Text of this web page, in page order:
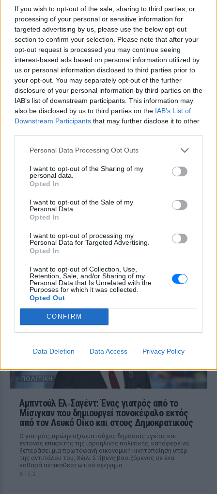
If you wish to opt-out of the sale, sharing to third parties, or
processing of your personal or sensitive information for
targeted advertising by us, please use the below opt-out
section to confirm your selection. Please note that after your
opt-out request is processed you may continue seeing
interest-based ads based on personal information utilized by
us or personal information disclosed to third parties prior to
your opt-out. You may separately opt-out of the further
disclosure of your personal information by third parties on the
IAB’s list of downstream participants. This information may
also be disclosed by us to third parties on the IAB’s List of
Downstream Participants that may further disclose it to other
Personal Data Processing Opt Outs
I want to opt-out of the Sharing of my
personal data.
Opted In
I want to opt-out of the Sale of my
Personal Data.
Opted In
I want to opt-out of processing my
Personal Data for Targeted Advertising.
Opted In
I want to opt-out of Collection, Use,
Retention, Sale, and/or Sharing of my
Personal Data that Is Unrelated with the
Purposes for which it was collected.
Opted Out
CONFIRM
Data Deletion Data Access Privacy Policy
ΔΕΙΤΕ ΕΠΙΣΗΣ
ΣΤΗΝ ΙΔΙΑ ΚΑΤΗΓΟΡΙΑ
Εντοπίστηκε σήραγγα 40
μέτρων στη Λιθουανία για τη
διέλευση παράνομων
μεταναστών από τη
Λευκορωσία
ΠΟΛΙΤΙΚΉ ΧΤΕΣ
Λιθουανοί συνοριοφύλακες δέχθηκαν
επίθεση σε μία περίπτωση από ομάδα
σύλληψή τους, οι αξιωματικοί
παράνομοι μετανάστες διέφυγαν πίσω
Πύραυλος προσέκρουσε στη
Σελήνη: Τι κρύβει η «σιγή
ΠΟΛΙΤΙΚΉ ΧΤΕΣ
μέτρων - η οπτική επιβεβαίωση
αναμένεται από τους δορυφόρους σε
Παναθηναϊκός – ΤΣΣΚΑ 1948:
Ενός λεπτού σιγή στη μνήμη
των πυροσβεστών που έχασαν
ΠΟΛΙΤΙΚΉ ΧΤΕΣ
Οι «πράσινοι« θα τιμήσουν όσους έπεσαν
εν ώρα καθήκοντος
ΠΟΛΙΤΙΚΉ
Αμπντούλ Ελ‑Σαγέντ: Ένας γιατρός από το
Μίσιγκαν που δημιουργεί πονοκέφαλο εκτός
από τον Λευκό Οίκο και στους Δημοκρατικούς
Ο γιατρός, πρώην αξιωματούχος δημόσιας υγείας και
έντονος επικριτής της ισραηλινής πολιτικής, κατάφερε να
ξεπεράσει μία πρωτοφανή οικονομική κινητοποίηση υπέρ
της αντιπάλου του, Χέιλι Στίβενς βασιζόμενος σε ένα
καθαρά αντικαθεστωτικό αφήγημα
ΧΤΕΣ